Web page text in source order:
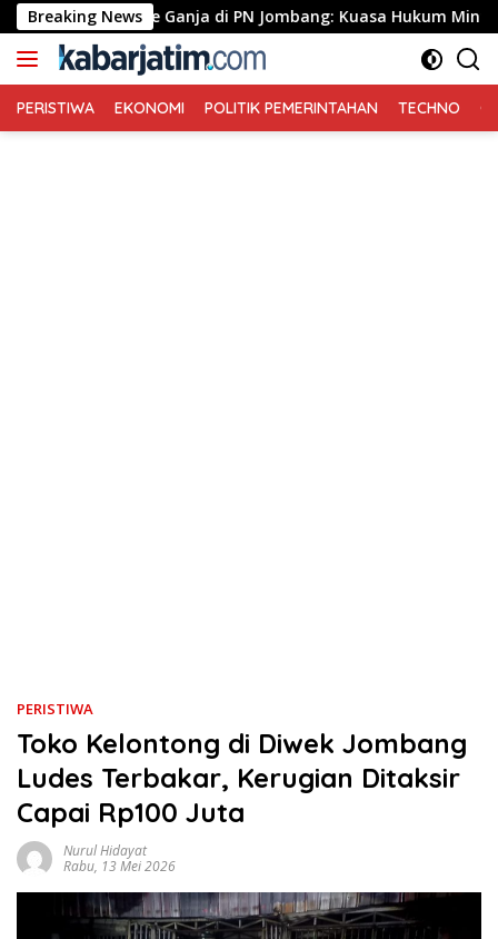
Langsung
ke
konten
Breaking News
Ganja di PN Jombang: Kuasa Hukum Minta Tiga
PERISTIWA EKONOMI POLITIK PEMERINTAHAN TECHNO
PERISTIWA
Toko Kelontong di Diwek Jombang
Ludes Terbakar, Kerugian Ditaksir
Capai Rp100 Juta
Nurul Hidayat
Rabu, 13 Mei 2026